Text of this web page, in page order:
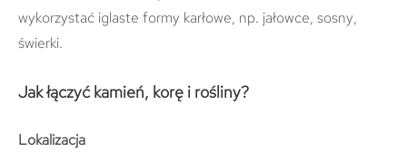
wykorzystać iglaste formy karłowe, np. jałowce, sosny,
świerki.
Jak łączyć kamień, korę i rośliny?
Lokalizacja